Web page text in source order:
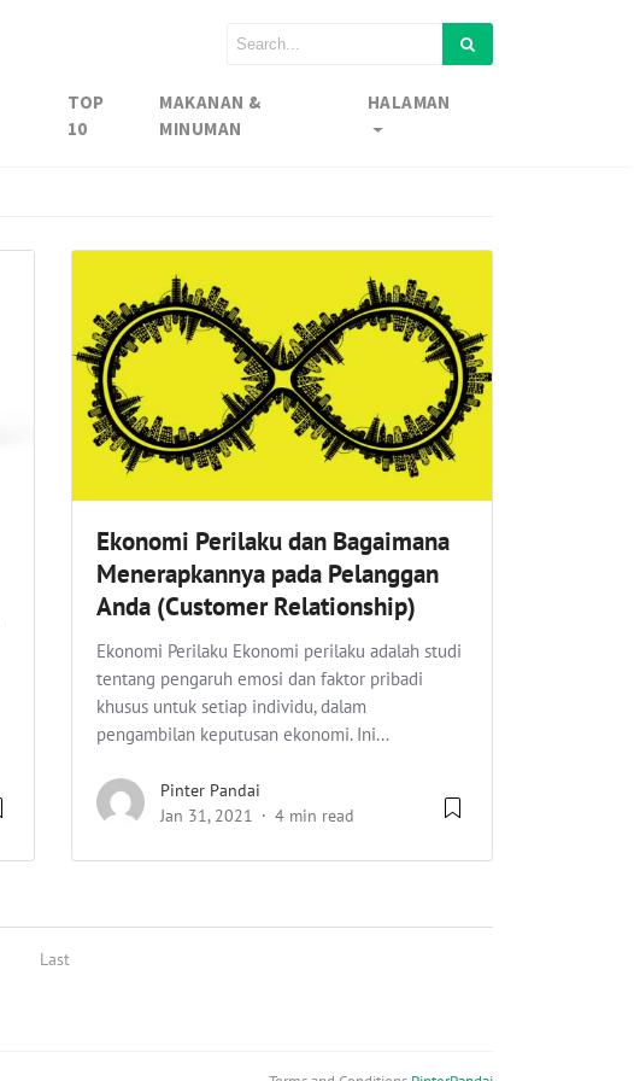
TOP
10
MAKANAN &
MINUMAN
HALAMAN
Ekonomi Perilaku dan Bagaimana
Menerapkannya pada Pelanggan
Anda (Customer Relationship)
Ekonomi Perilaku Ekonomi perilaku adalah studi
tentang pengaruh emosi dan faktor pribadi
khusus untuk setiap individu, dalam
pengambilan keputusan ekonomi. Ini...
Pinter Pandai
Jan 31, 2021
4 min read
Last